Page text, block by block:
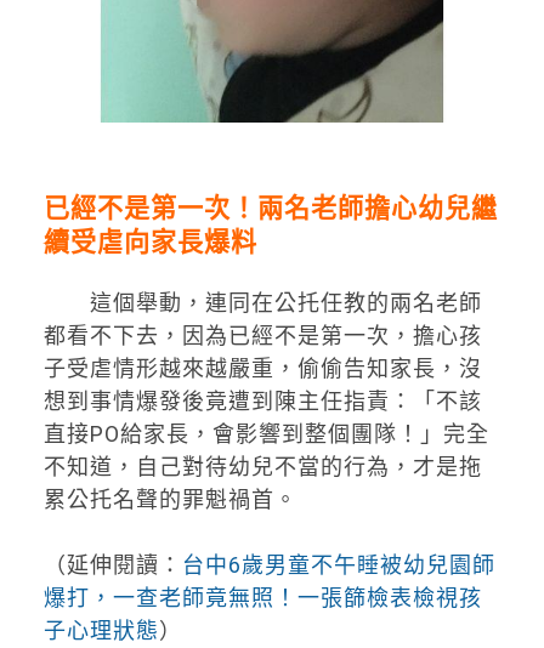
已經不是第一次！兩名老師擔心幼兒繼
續受虐向家長爆料
這個舉動，連同在公托任教的兩名老師
都看不下去，因為已經不是第一次，擔心孩
子受虐情形越來越嚴重，偷偷告知家長，沒
想到事情爆發後竟遭到陳主任指責：「不該
直接PO給家長，會影響到整個團隊！」完全
不知道，自己對待幼兒不當的行為，才是拖
累公托名聲的罪魁禍首。
（延伸閱讀： 台中6歲男童不午睡被幼兒園師
爆打，一查老師竟無照！一張篩檢表檢視孩
子心理狀態）